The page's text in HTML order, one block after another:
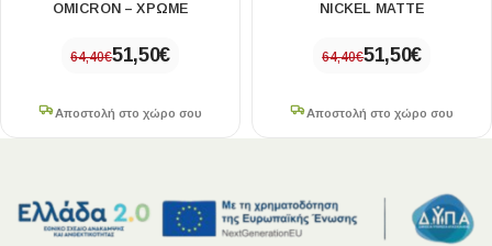
OMICRON – ΧΡΩΜΕ
64,40€51,50€
Αποστολή στο χώρο σου
NICKEL MATTE
64,40€51,50€
Αποστολή στο χώρο σου